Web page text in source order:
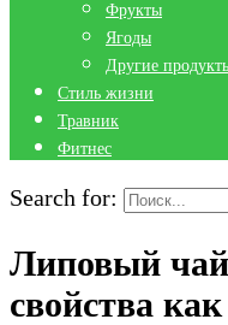
Фрукты
Ягоды
Другие
Стиль жизни
Травник
Фитнес
Search for:
Липовый
свойства